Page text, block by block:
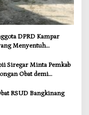
DPRD Kampar
Menyentuh
Siregar Minta Pemkab
Obat demi
RSUD Bangkinang